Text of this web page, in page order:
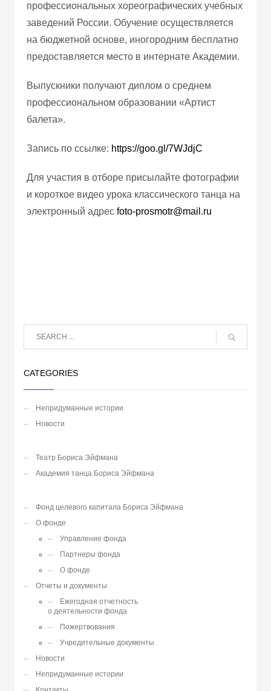
профессиональных хореографических учебных
заведений России. Обучение осуществляется
на бюджетной основе, иногородним бесплатно
предоставляется место в интернате Академии.
Выпускники получают диплом о среднем
профессиональном образовании «Артист
балета».
Запись по ссылке: https://goo.gl/7WJdjC
Для участия в отборе присылайте фотографии
и короткое видео урока классического танца на
электронный адрес foto-prosmotr@mail.ru
CATEGORIES
Непридуманные истории
Новости
Театр Бориса Эйфмана
Академия танца Бориса Эйфмана
Фонд целевого капитала Бориса Эйфмана
О фонде
Управление фонда
Партнеры фонда
О фонде
Отчеты и документы
Ежегодная отчетность
о деятельности фонда
Пожертвования
Учредительные документы
Новости
Непридуманные истории